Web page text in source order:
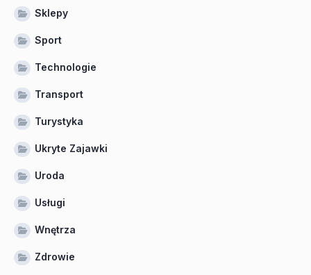
Sklepy
Sport
Technologie
Transport
Turystyka
Ukryte Zajawki
Uroda
Usługi
Wnętrza
Zdrowie